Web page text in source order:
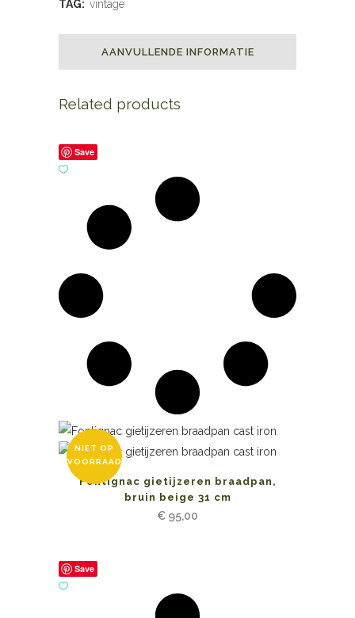
TAG: vintage
AANVULLENDE INFORMATIE
Related products
Save
NIET OP
VOORRAAD
Fontignac gietijzeren braadpan,
bruin beige 31 cm
€ 95,00
Save